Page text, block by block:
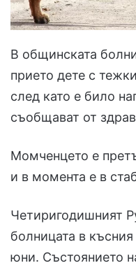
В общинската
прието дете с
след като е било
съобщават от
Момченцето е
и в момента е в
Четиригодишният
болницата в
юни. Състоянието